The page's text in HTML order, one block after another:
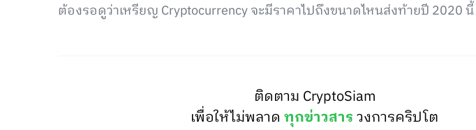
ต้องรอดูว่าเหรียญ Cryptocurrency จะมีราคาไปถึงขนาดไหนส่งท้ายปี 2020 นี้
ติดตาม CryptoSiam
เพื่อให้ไม่พลาดทุกข่าวสารวงการคริปโต